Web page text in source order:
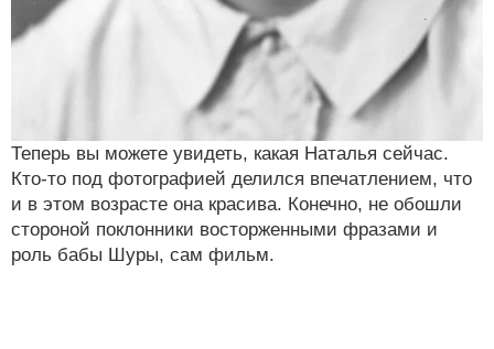
Теперь вы можете увидеть, какая Наталья сейчас.
Кто-то под фотографией делился впечатлением, что
и в этом возрасте она красива. Конечно, не обошли
стороной поклонники восторженными фразами и
роль бабы Шуры, сам фильм.